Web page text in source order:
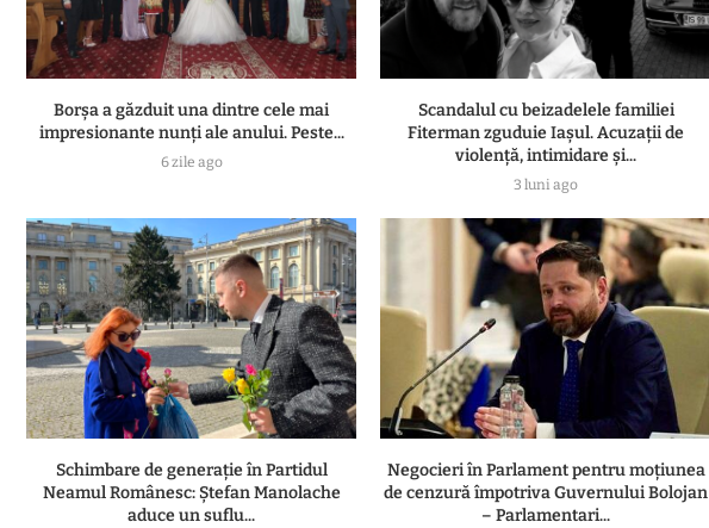
Borșa a găzduit una dintre cele mai
impresionante nunți ale anului. Peste...
6 zile ago
Scandalul cu beizadelele familiei
Fiterman zguduie Iașul. Acuzații de
violență, intimidare și...
3 luni ago
Schimbare de generație în Partidul
Neamul Românesc: Ștefan Manolache
aduce un suflu...
Negocieri în Parlament pentru moțiunea
de cenzură împotriva Guvernului Bolojan
– Parlamentari...